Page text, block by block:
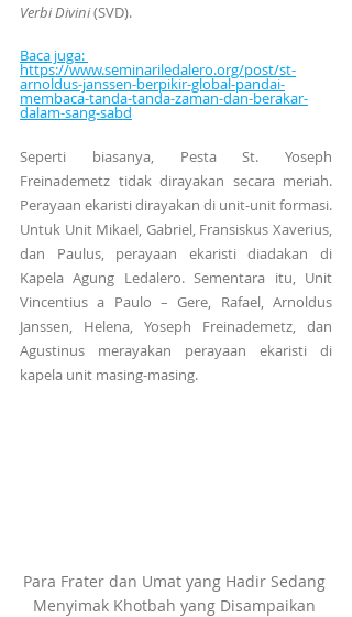
Verbi Divini (SVD).
Baca juga:
https://www.seminariledalero.org/post/st-
arnoldus-janssen-berpikir-global-pandai-
membaca-tanda-tanda-zaman-dan-berakar-
dalam-sang-sabd
Seperti biasanya, Pesta St. Yoseph
Freinademetz tidak dirayakan secara meriah.
Perayaan ekaristi dirayakan di unit-unit formasi.
Untuk Unit Mikael, Gabriel, Fransiskus Xaverius,
dan Paulus, perayaan ekaristi diadakan di
Kapela Agung Ledalero. Sementara itu, Unit
Vincentius a Paulo – Gere, Rafael, Arnoldus
Janssen, Helena, Yoseph Freinademetz, dan
Agustinus merayakan perayaan ekaristi di
kapela unit masing-masing.
Para Frater dan Umat yang Hadir Sedang
Menyimak Khotbah yang Disampaikan